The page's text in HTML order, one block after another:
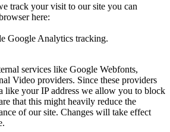
track your visit to our site you can
here:
Google Analytics tracking.
services like Google Webfonts,
Video providers. Since these providers
like your IP address we allow you to block
that this might heavily reduce the
of our site. Changes will take effect